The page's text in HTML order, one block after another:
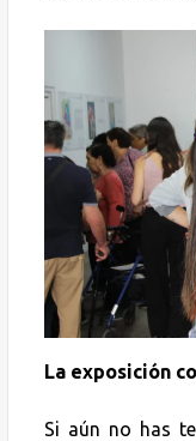
La exposición
Si aún no has